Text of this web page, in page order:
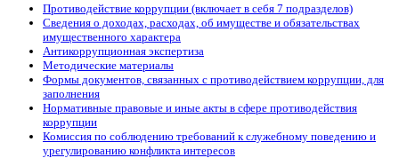
Противодействие коррупции (включает в себя 7 подразделов)
Сведения о доходах, расходах, об имуществе и обязательствах
имущественного характера
Антикоррупционная экспертиза
Методические материалы
Формы документов, связанных с противодействием коррупции, для
заполнения
Нормативные правовые и иные акты в сфере противодействия
коррупции
Комиссия по соблюдению требований к служебному поведению и
урегулированию конфликта интересов